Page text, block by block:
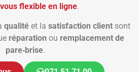
flexible en ligne.
qualité et la satisfaction client sont
réparation ou remplacement de
pare‑brise.